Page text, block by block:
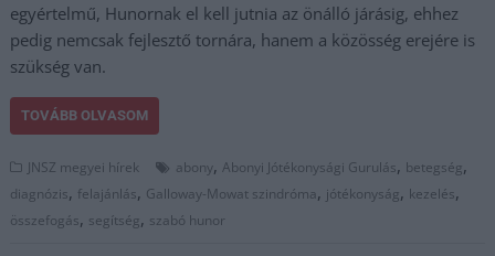
egyértelmű, Hunornak el kell jutnia az önálló járásig, ehhez
pedig nemcsak fejlesztő tornára, hanem a közösség erejére is
szükség van.
TOVÁBB OLVASOM
JNSZ megyei hírek abony, Abonyi Jótékonysági Gurulás, betegség,
diagnózis, felajánlás, Galloway-Mowat szindróma, jótékonyság, kezelés,
összefogás, segítség, szabó hunor